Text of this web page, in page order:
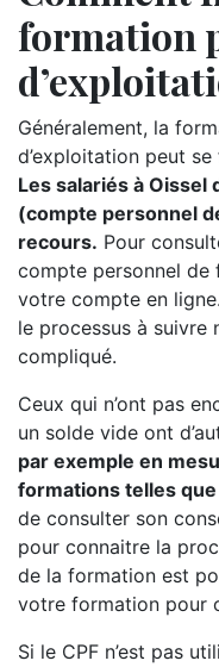
formation
Généralement, la
d’exploitation peut
Les salariés à Oissel
(compte personnel
recours. Pour
compte personnel de
votre compte en
le processus à suivre
compliqué.
Ceux qui n’ont pas
un solde vide ont
par exemple en
formations telles
de consulter son
pour connaitre la
de la formation est
votre formation pour
Si le CPF n’est pas